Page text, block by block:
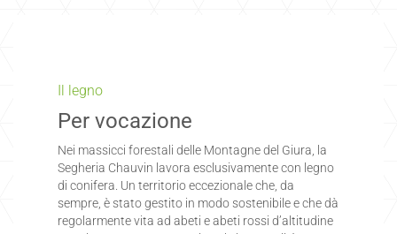
Il legno
Per vocazione
Nei massicci forestali delle Montagne del Giura, la
Segheria Chauvin lavora esclusivamente con legno
di conifera. Un territorio eccezionale che, da
sempre, è stato gestito in modo sostenibile e che dà
regolarmente vita ad abeti e abeti rossi d’altitudine